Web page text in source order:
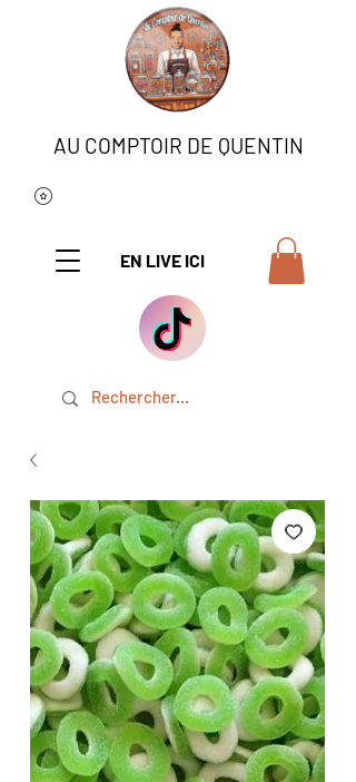
EN LIVE ICI
AU COMPTOIR DE QUENTIN